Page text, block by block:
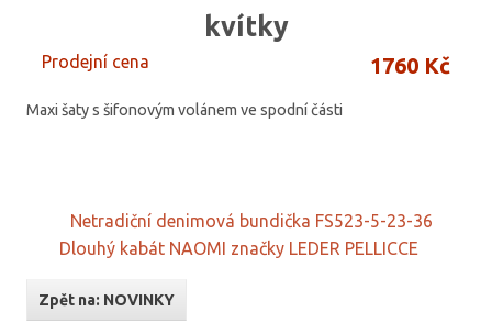
kvítky
Prodejní cena 1760 Kč
Maxi šaty s šifonovým volánem ve spodní části
Netradiční denimová bundička FS523-5-23-36
Dlouhý kabát NAOMI značky LEDER PELLICCE
Zpět na: NOVINKY